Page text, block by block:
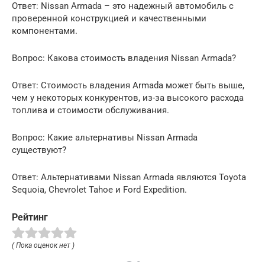
Ответ: Nissan Armada – это надежный автомобиль с
проверенной конструкцией и качественными
компонентами.
Вопрос: Какова стоимость владения Nissan Armada?
Ответ: Стоимость владения Armada может быть выше,
чем у некоторых конкурентов, из-за высокого расхода
топлива и стоимости обслуживания.
Вопрос: Какие альтернативы Nissan Armada
существуют?
Ответ: Альтернативами Nissan Armada являются Toyota
Sequoia, Chevrolet Tahoe и Ford Expedition.
Рейтинг
( Пока оценок нет )